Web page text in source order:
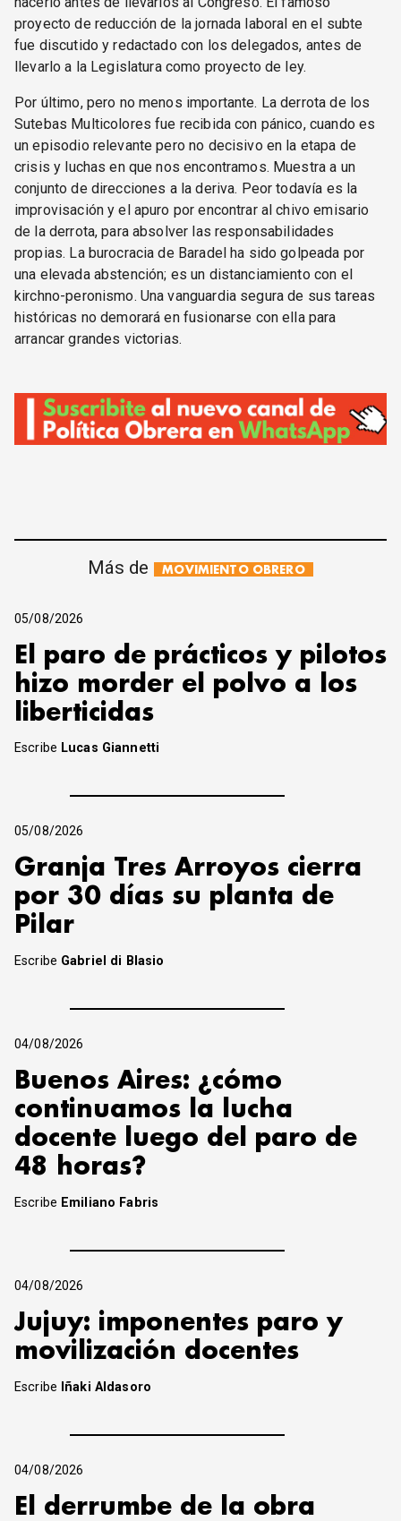
proyecto de reducción de la jornada laboral en el subte
fue discutido y redactado con los delegados, antes de
llevarlo a la Legislatura como proyecto de ley.
Por último, pero no menos importante. La derrota de los
Sutebas Multicolores fue recibida con pánico, cuando es
un episodio relevante pero no decisivo en la etapa de
crisis y luchas en que nos encontramos. Muestra a un
conjunto de direcciones a la deriva. Peor todavía es la
improvisación y el apuro por encontrar al chivo emisario
de la derrota, para absolver las responsabilidades
propias. La burocracia de Baradel ha sido golpeada por
una elevada abstención; es un distanciamiento con el
kirchno-peronismo. Una vanguardia segura de sus tareas
históricas no demorará en fusionarse con ella para
arrancar grandes victorias.
Más de MOVIMIENTO OBRERO
05/08/2026
El paro de prácticos y pilotos
hizo morder el polvo a los
liberticidas
Escribe Lucas Giannetti
05/08/2026
Granja Tres Arroyos cierra
por 30 días su planta de
Pilar
Escribe Gabriel di Blasio
04/08/2026
Buenos Aires: ¿cómo
continuamos la lucha
docente luego del paro de
48 horas?
Escribe Emiliano Fabris
04/08/2026
Jujuy: imponentes paro y
movilización docentes
Escribe Iñaki Aldasoro
04/08/2026
El derrumbe de la obra